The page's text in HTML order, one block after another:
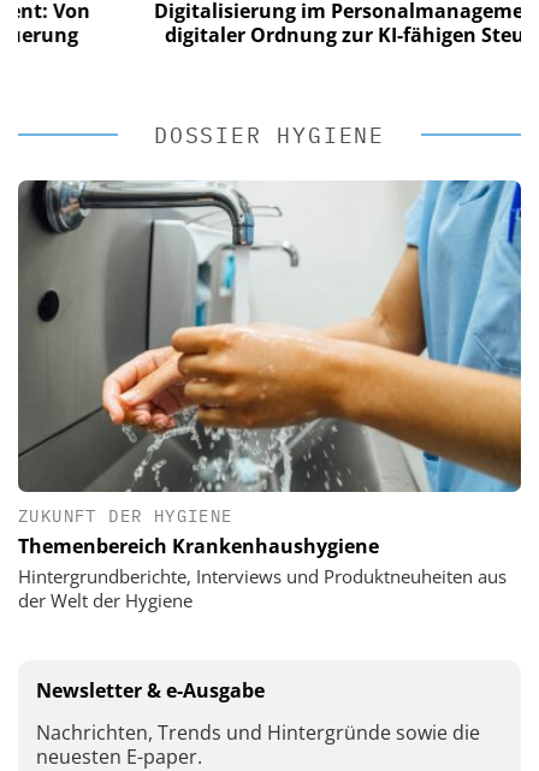
Digitalisierung im Personalmanagement: Von
digitaler Ordnung zur KI-fähigen Steuerung
DOSSIER HYGIENE
ZUKUNFT DER HYGIENE
Themenbereich Krankenhaushygiene
Hintergrundberichte, Interviews und Produktneuheiten aus
der Welt der Hygiene
Newsletter & e-Ausgabe
Nachrichten, Trends und Hintergründe sowie die
neuesten E-paper.